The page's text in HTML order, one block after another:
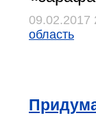
09.02.2017
область